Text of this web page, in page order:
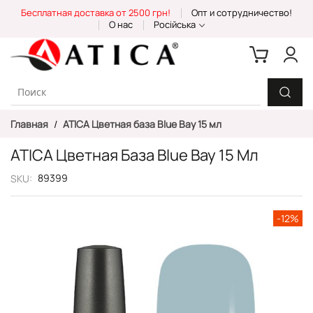
Content
Бесплатная доставка от 2500 грн!
Опт и сотрудничество!
О нас
Російська
Главная ATICA Цветная база Blue Bay 15 мл
ATICA Цветная База Blue Bay 15 Мл
SKU 89399
изображений
-12%